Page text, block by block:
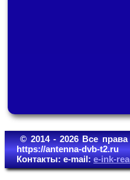
© 2014 - 2026 Все права
https://antenna-dvb-t2.ru
Контакты: e-mail:e-ink-